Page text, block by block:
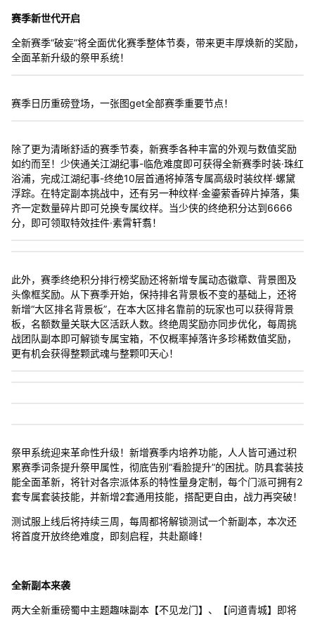
赛季新世代开启
全新赛季“破妄”将全面优化赛季整体节奏，带来更丰厚焕新的奖励，
全面革新升级的祭甲系统！
赛季日历重磅登场，一张图get全部赛季重要节点！
除了更为清晰舒适的赛季节奏，新赛季各种丰富的外观与数值奖励
如约而至！少侠通关江湖纪事-临危难度即可获得全新赛季时装·珠红
浴浦，完成江湖纪事-终绝10层首通将掉落专属高级时装纹样·螺黛
浮踪。在特定副本挑战中，还有另一种纹样·金鎏萦香碎片掉落，集
齐一定数量碎片即可兑换专属纹样。当少侠的终绝积分达到6666
分，即可领取特效挂件·素霄轩翥！
此外，赛季终绝积分排行榜奖励还将新增专属动态徽章、背景图及
头像框奖励。从下赛季开始，保持排名背景板不变的基础上，还将
新增“大区排名背景板”，在本大区排名靠前的玩家也可以获得背景
板，名额数量关联大区活跃人数。终绝周奖励亦同步优化，每周挑
战团队副本即可解锁专属宝箱，不仅概率掉落许多珍稀数值奖励，
更有机会获得整颗武魂与整颗叩天心！
祭甲系统迎来革命性升级！新增赛季内培养功能，人人皆可通过积
累赛季词条提升祭甲属性，彻底告别“看脸提升”的困扰。防具套装技
能全面革新，将针对各宗派体系的特性量身定制，每个门派可拥有2
套专属套装技能，并新增2套通用技能，搭配更自由，战力再突破！
测试服上线后将持续三周，每周都将解锁测试一个新副本，本次还
将首度开放终绝难度，即刻启程，共赴巅峰！
全新副本来袭
两大全新重磅蜀中主题趣味副本【不见龙门】、【问道青城】即将